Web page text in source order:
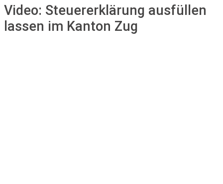
Video: Steuererklärung ausfüllen
lassen im Kanton Zug